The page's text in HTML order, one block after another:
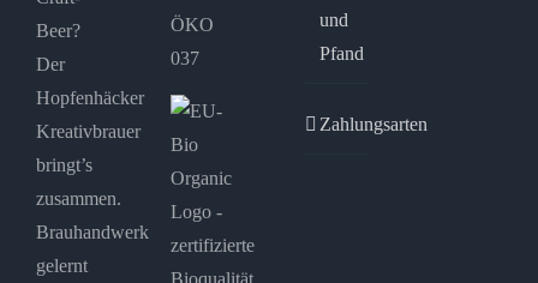
Beer?
Der
Hopfenhäcker
Kreativbrauer
bringt’s
zusammen.
Brauhandwerk
gelernt
ÖKO
037
und
Pfand
Zahlungsarten